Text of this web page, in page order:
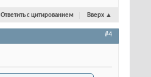
Ответить с цитированием Вверх ▲
#4